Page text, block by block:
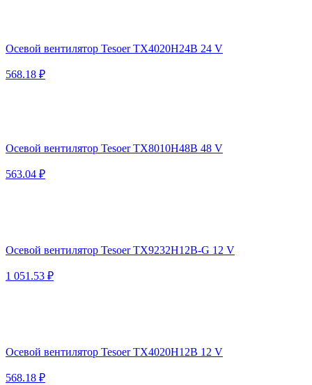
Осевой вентилятор Tesoer TX4020H24B 24 V
568.18 ₽
Осевой вентилятор Tesoer TX8010H48B 48 V
563.04 ₽
Осевой вентилятор Tesoer TX9232H12B-G 12 V
1 051.53 ₽
Осевой вентилятор Tesoer TX4020H12B 12 V
568.18 ₽